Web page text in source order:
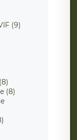
(9)
(8)